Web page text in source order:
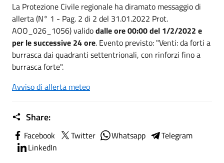
La Protezione Civile regionale ha diramato messaggio di
allerta (N° 1 - Pag. 2 di 2 del 31.01.2022 Prot.
AOO_026_1056) validodalle ore 00:00 del 1/2/2022 e
per le successive 24 ore. Evento previsto: "Venti: da forti a
burrasca dai quadranti settentrionali, con rinforzi fino a
burrasca forte".
Avviso di allerta meteo
Share:
Facebook Twitter Whatsapp
Telegram
LinkedIn